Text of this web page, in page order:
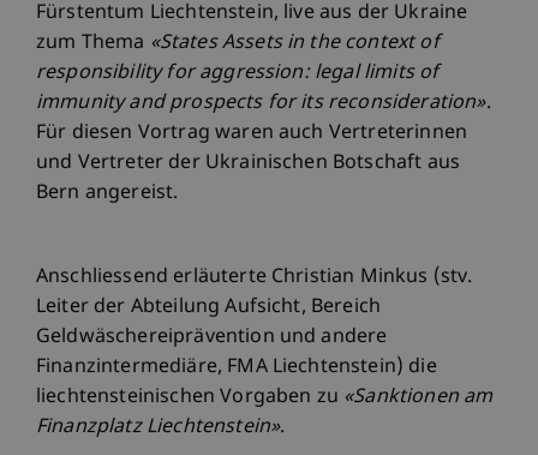
Fürstentum Liechtenstein, live aus der Ukraine
zum Thema «States Assets in the context of
responsibility for aggression: legal limits of
immunity and prospects for its reconsideration».
Für diesen Vortrag waren auch Vertreterinnen
und Vertreter der Ukrainischen Botschaft aus
Bern angereist.
Anschliessend erläuterte Christian Minkus (stv.
Leiter der Abteilung Aufsicht, Bereich
Geldwäschereiprävention und andere
Finanzintermediäre, FMA Liechtenstein) die
liechtensteinischen Vorgaben zu «Sanktionen am
Finanzplatz Liechtenstein».